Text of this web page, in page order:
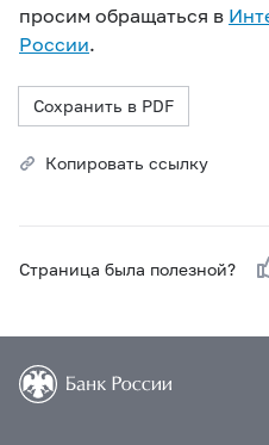
просим обращаться в
России.
Сохранить в PDF
Копировать ссылку
Страница была полезной?